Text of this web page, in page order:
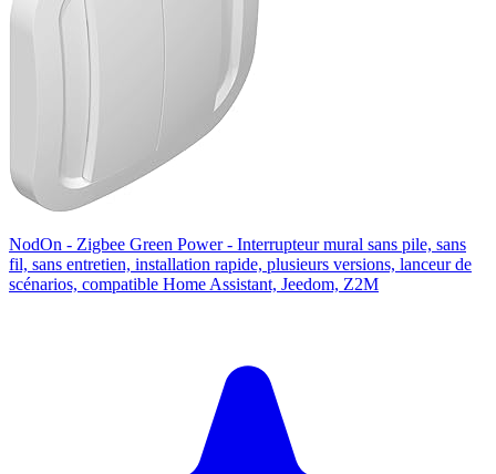
NodOn - Zigbee Green Power - Interrupteur mural sans pile, sans
fil, sans entretien, installation rapide, plusieurs versions, lanceur de
scénarios, compatible Home Assistant, Jeedom, Z2M